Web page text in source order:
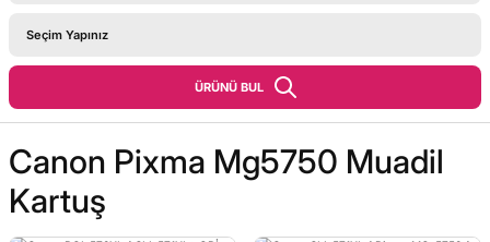
ÜRÜNÜ BUL
Canon Pixma Mg5750 Muadil
Kartuş